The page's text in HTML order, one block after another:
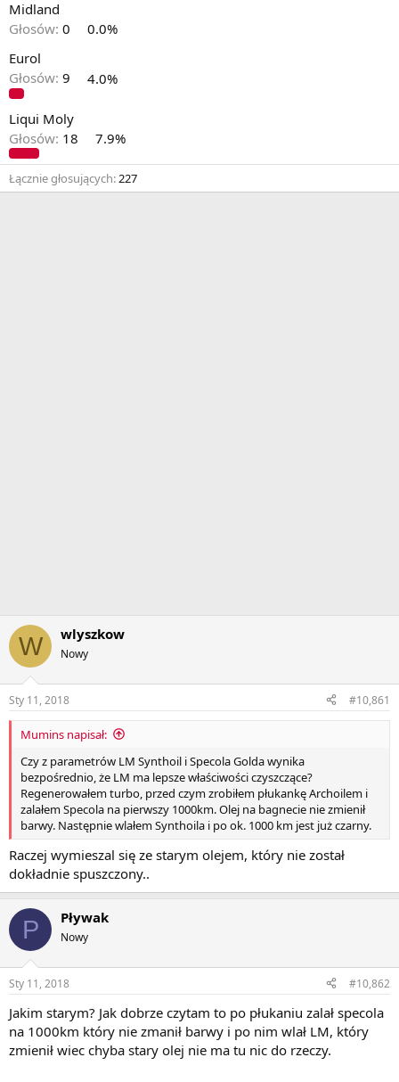
Midland
Głosów: 0
0.0%
Eurol
Głosów: 9 4.0%
Liqui Moly
Głosów: 18 7.9%
Łącznie głosujących 227
W wlyszkow
Nowy
Sty 11, 2018 #10,861
Mumins napisał:
Czy z parametrów LM Synthoil i Specola Golda wynika
bezpośrednio, że LM ma lepsze właściwości czyszczące?
Regenerowałem turbo, przed czym zrobiłem płukankę Archoilem i
zalałem Specola na pierwszy 1000km. Olej na bagnecie nie zmienił
barwy. Następnie wlałem Synthoila i po ok. 1000 km jest już czarny.
Raczej wymieszal się ze starym olejem, który nie został
dokładnie spuszczony..
P Pływak
Nowy
Sty 11, 2018 #10,862
Jakim starym? Jak dobrze czytam to po płukaniu zalał specola
na 1000km który nie zmanił barwy i po nim wlał LM, który
zmienił wiec chyba stary olej nie ma tu nic do rzeczy.